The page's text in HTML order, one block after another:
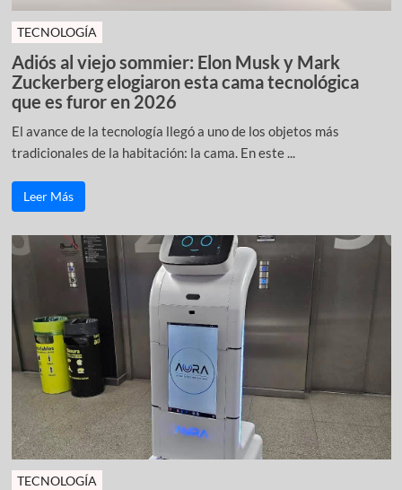
TECNOLOGÍA
Adiós al viejo sommier: Elon Musk y Mark
Zuckerberg elogiaron esta cama tecnológica
que es furor en 2026
El avance de la tecnología llegó a uno de los objetos más
tradicionales de la habitación: la cama. En este ...
Leer Más
TECNOLOGÍA